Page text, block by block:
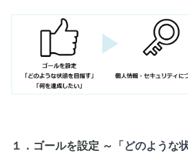
１．ゴールを設定 ～ 「どのような